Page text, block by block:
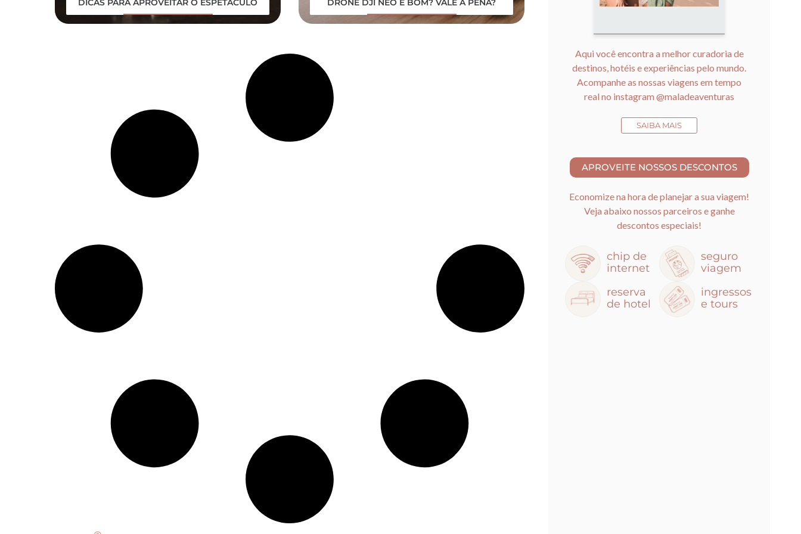
DICAS PARA APROVEITAR O ESPETÁCULO
DRONE DJI NEO É BOM? VALE A PENA?
Aqui você encontra a melhor curadoria de
destinos, hotéis e experiências pelo mundo.
Acompanhe as nossas viagens em tempo
real no instagram @maladeaventuras
SAIBA MAIS
Economize na hora de planejar a sua viagem!
Veja abaixo nossos parceiros e ganhe
descontos especiais!
chip de
internet
seguro
viagem
reserva
de hotel
ingressos
e tours